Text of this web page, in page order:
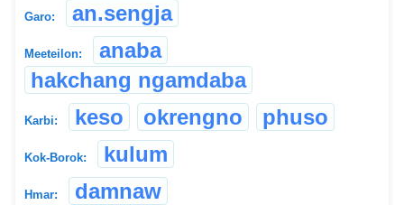
Garo: an.sengja
Meeteilon:
anaba
hakchang ngamdaba
Karbi: keso okrengno phuso
Kok-Borok: kulum
Hmar: damnaw